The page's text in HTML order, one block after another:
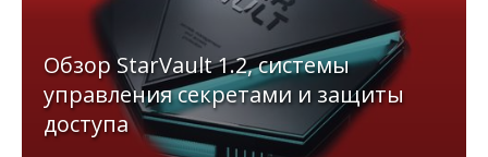
Обзор StarVault 1.2, системы
управления секретами и защиты
доступа